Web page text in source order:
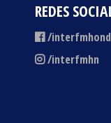
REDES
/
/interfmhn